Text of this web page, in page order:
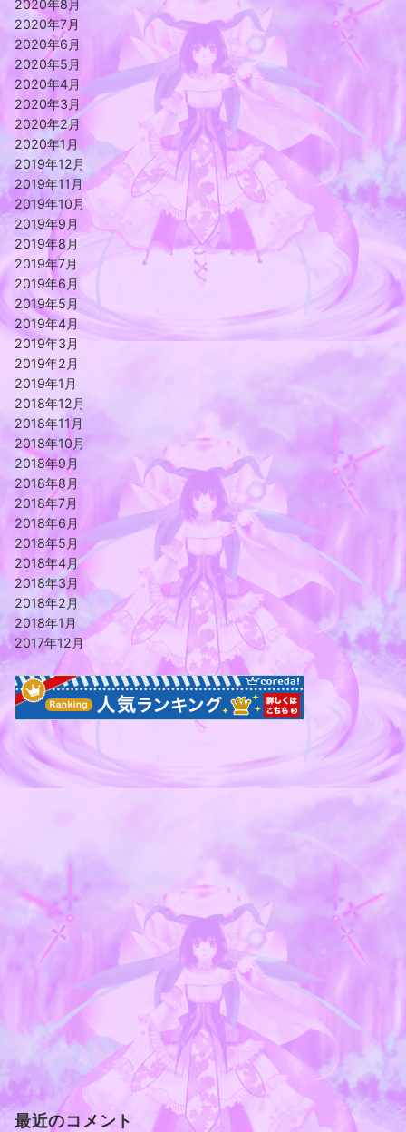
2020年8月
2020年7月
2020年6月
2020年5月
2020年4月
2020年3月
2020年2月
2020年1月
2019年12月
2019年11月
2019年10月
2019年9月
2019年8月
2019年7月
2019年6月
2019年5月
2019年4月
2019年3月
2019年2月
2019年1月
2018年12月
2018年11月
2018年10月
2018年9月
2018年8月
2018年7月
2018年6月
2018年5月
2018年4月
2018年3月
2018年2月
2018年1月
2017年12月
最近のコメント